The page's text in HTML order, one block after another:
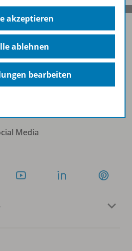
anmelden
Media
akzeptieren
ablehnen
bearbeiten